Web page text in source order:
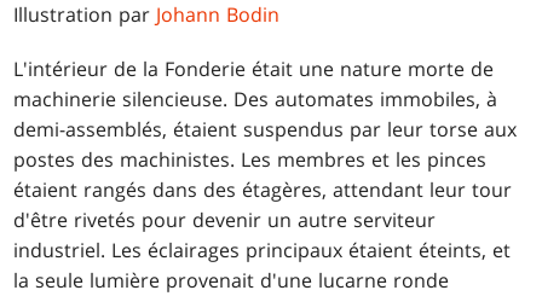
Illustration par Johann Bodin
L'intérieur de la Fonderie était une nature morte de
machinerie silencieuse. Des automates immobiles, à
demi-assemblés, étaient suspendus par leur torse aux
postes des machinistes. Les membres et les pinces
étaient rangés dans des étagères, attendant leur tour
d'être rivetés pour devenir un autre serviteur
industriel. Les éclairages principaux étaient éteints, et
la seule lumière provenait d'une lucarne ronde